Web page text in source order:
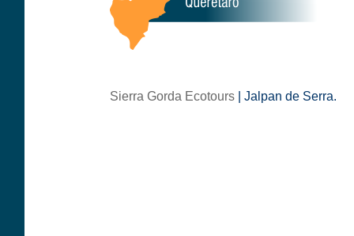
Sierra Gorda Ecotours | Jalpan de Serra.